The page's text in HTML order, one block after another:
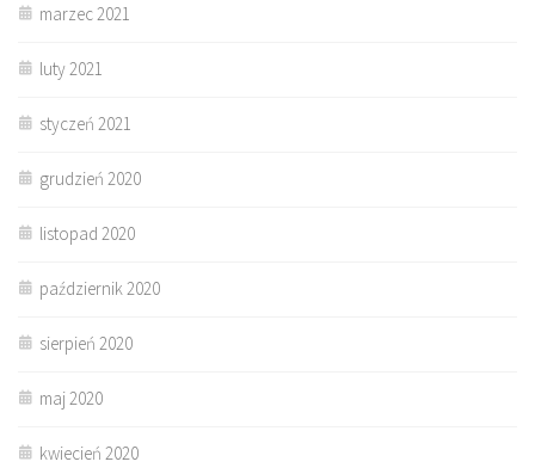
marzec 2021
luty 2021
styczeń 2021
grudzień 2020
listopad 2020
październik 2020
sierpień 2020
maj 2020
kwiecień 2020